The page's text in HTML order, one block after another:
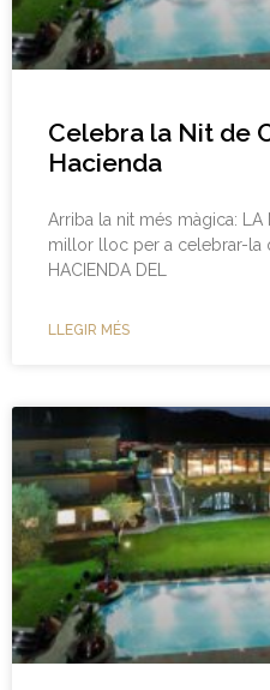
Celebra la Nit de
Hacienda
Arriba la nit més màgica: LA
millor lloc per a celebrar-la
HACIENDA DEL
LLEGIR MÉS